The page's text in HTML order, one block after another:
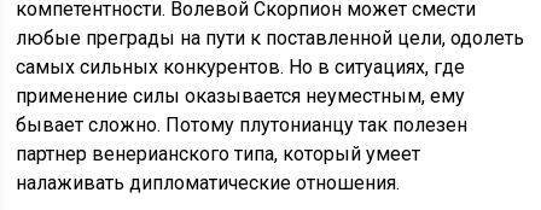
компетентности. Волевой Скорпион может смести
любые преграды на пути к поставленной цели, одолеть
самых сильных конкурентов. Но в ситуациях, где
применение силы оказывается неуместным, ему
бывает сложно. Потому плутонианцу так полезен
партнер венерианского типа, который умеет
налаживать дипломатические отношения.